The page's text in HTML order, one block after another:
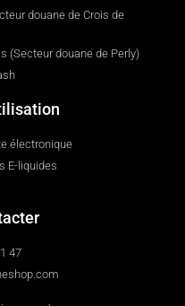
douane de Crois de
(Secteur douane de Perly)
électronique
E-liquides
47